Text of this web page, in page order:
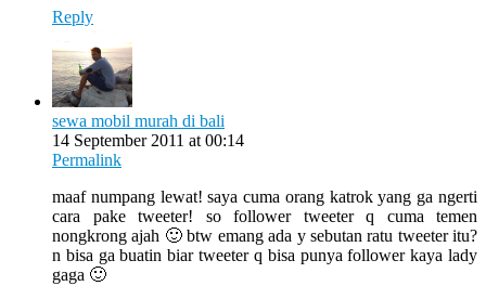
Reply
sewa mobil murah di bali
14 September 2011 at 00:14
Permalink
maaf numpang lewat! saya cuma orang katrok yang ga ngerti
cara pake tweeter! so follower tweeter q cuma temen
nongkrong ajah 🙂 btw emang ada y sebutan ratu tweeter itu?
n bisa ga buatin biar tweeter q bisa punya follower kaya lady
gaga 🙂